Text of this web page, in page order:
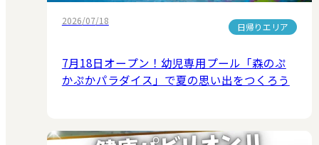
2026/07/18
日帰りエリア
7月18日オープン！幼児専用プール「森のぷ
かぷかパラダイス」で夏の思い出をつくろう